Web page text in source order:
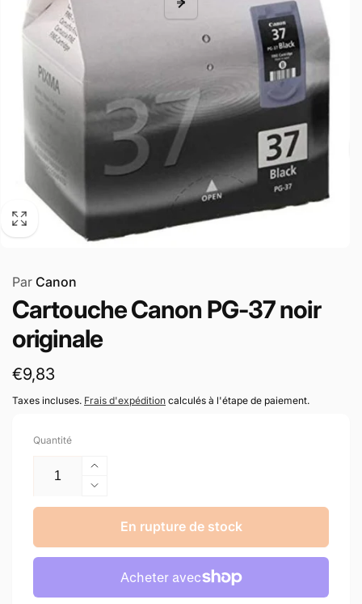
Par Canon
Cartouche Canon PG-37 noir
originale
Prix
habituel
€9,83
Taxes incluses. Frais d'expédition calculés à l'étape de paiement.
Quantité
Augmenter
la
quantité
Canon
Réduire
la
quantité
de
Cartouche
Canon
PG-
En rupture de stock